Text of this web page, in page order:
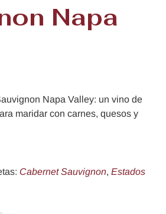
Napa
Napa Valley: un vino de
maridar con carnes, quesos y
Cabernet Sauvignon, Estados